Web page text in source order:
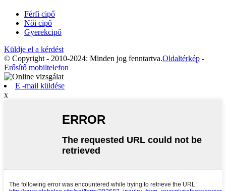
Férfi cipő
Női cipő
Gyerekcipő
Küldje el a kérdést
© Copyright - 2010-2024: Minden jog fenntartva.Oldaltérkép -
Erősítő mobiltelefon
E -mail küldése
x